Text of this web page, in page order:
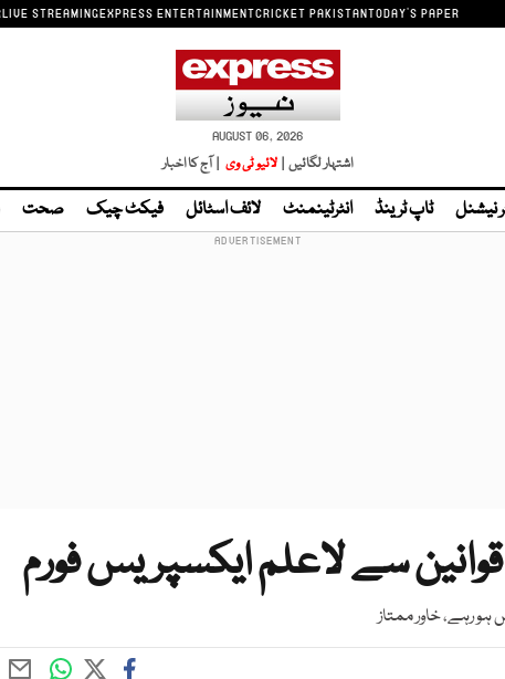
LIVE STREAMINGEXPRESS ENTERTAINMENTCRICKET PAKISTANTODAY'S PAPER
AUGUST 06, 2026
اشتہار لگائیں | لائیو ٹی وی | آج کا اخبار
نیشنل ٹاپ ٹرینڈ انٹرٹینمنٹ لائف اسٹائل فیکٹ چیک صحت
قوانین سے لاعلم ایکسپریس فورم